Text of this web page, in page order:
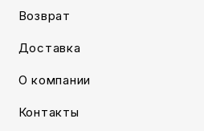
Возврат
Доставка
О компании
Контакты